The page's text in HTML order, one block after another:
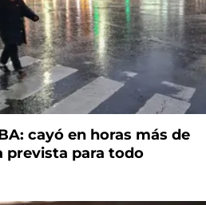
cayó en horas más de
prevista para todo